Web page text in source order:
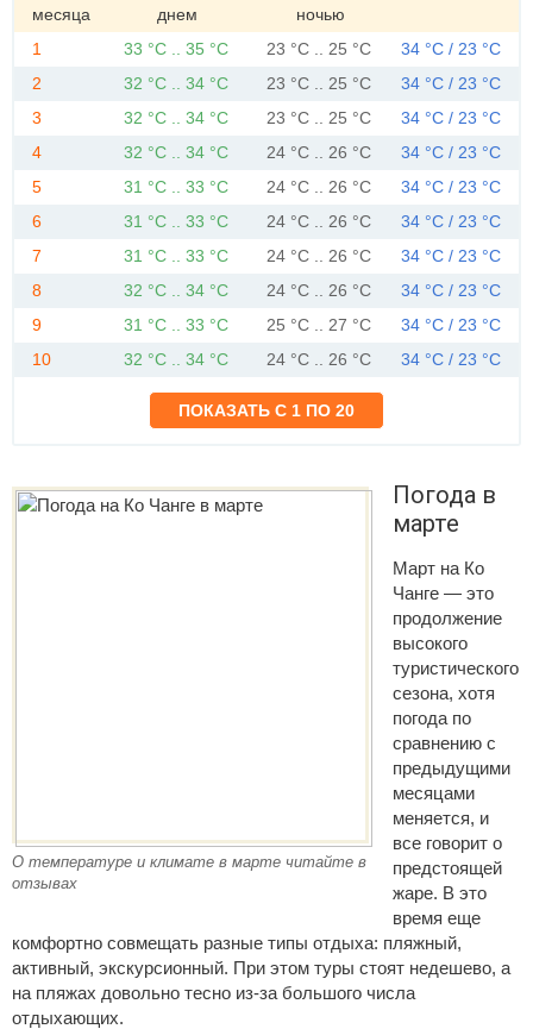
месяца
днем
ночью
1 33 °C .. 35 °C 23 °C .. 25 °C
34 °C / 23 °C
2
32 °C .. 34 °C 23 °C .. 25 °C
34 °C / 23 °C
3
32 °C .. 34 °C 23 °C .. 25 °C
34 °C / 23 °C
4
32 °C .. 34 °C 24 °C .. 26 °C
34 °C / 23 °C
5
31 °C .. 33 °C 24 °C .. 26 °C
34 °C / 23 °C
6
31 °C .. 33 °C 24 °C .. 26 °C
34 °C / 23 °C
7
31 °C .. 33 °C 24 °C .. 26 °C
34 °C / 23 °C
8
32 °C .. 34 °C 24 °C .. 26 °C
34 °C / 23 °C
9
31 °C .. 33 °C 25 °C .. 27 °C
34 °C / 23 °C
10
32 °C .. 34 °C 24 °C .. 26 °C 34 °C / 23 °C
О температуре и климате в марте читайте в
отзывах
Погода в
марте
Март на Ко
Чанге — это
продолжение
высокого
туристического
сезона, хотя
погода по
сравнению с
предыдущими
месяцами
меняется, и
все говорит о
предстоящей
жаре. В это
время еще
комфортно совмещать разные типы отдыха: пляжный,
активный, экскурсионный. При этом туры стоят недешево, а
на пляжах довольно тесно из-за большого числа
отдыхающих.